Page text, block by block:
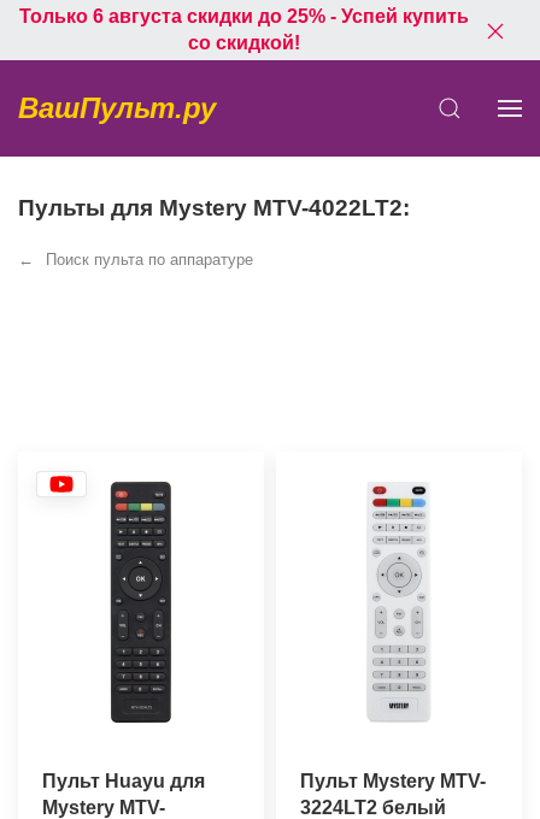
Только 6 августа скидки до 25% - Успей купить
со скидкой!
ВашПульт.ру
Пульты для Mystery MTV-4022LT2:
Поиск пульта по аппаратуре
Пульт Huayu для
Mystery MTV-
Пульт Mystery MTV-
3224LT2 белый